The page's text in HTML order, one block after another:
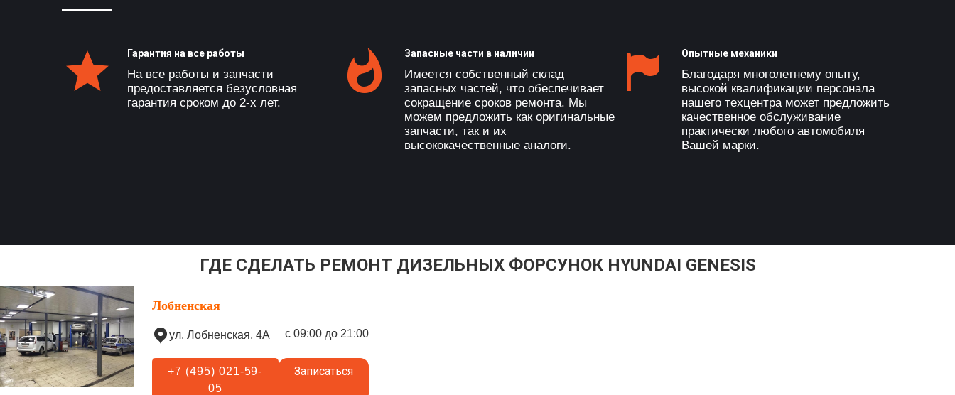
Гарантия на все работы
На все работы и запчасти
предоставляется безусловная
гарантия сроком до 2-х лет.
Запасные части в наличии
Имеется собственный склад
запасных частей, что обеспечивает
сокращение сроков ремонта. Мы
можем предложить как оригинальные
запчасти, так и их
высококачественные аналоги.
Опытные механики
Благодаря многолетнему опыту,
высокой квалификации персонала
нашего техцентра может предложить
качественное обслуживание
практически любого автомобиля
Вашей марки.
ГДЕ СДЕЛАТЬ РЕМОНТ ДИЗЕЛЬНЫХ ФОРСУНОК HYUNDAI GENESIS
Лобненская
ул. Лобненская, 4А с 09:00 до 21:00
+7 (495) 021-59-
05
Записаться